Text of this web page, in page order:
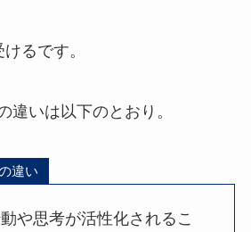
るです。
違いは以下のとおり。
違い
や思考が活性化されるこ